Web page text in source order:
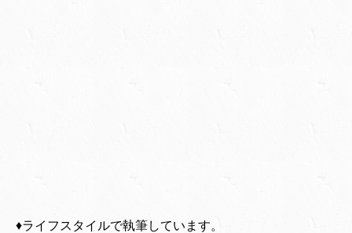
♦︎ライフスタイルで執筆しています。